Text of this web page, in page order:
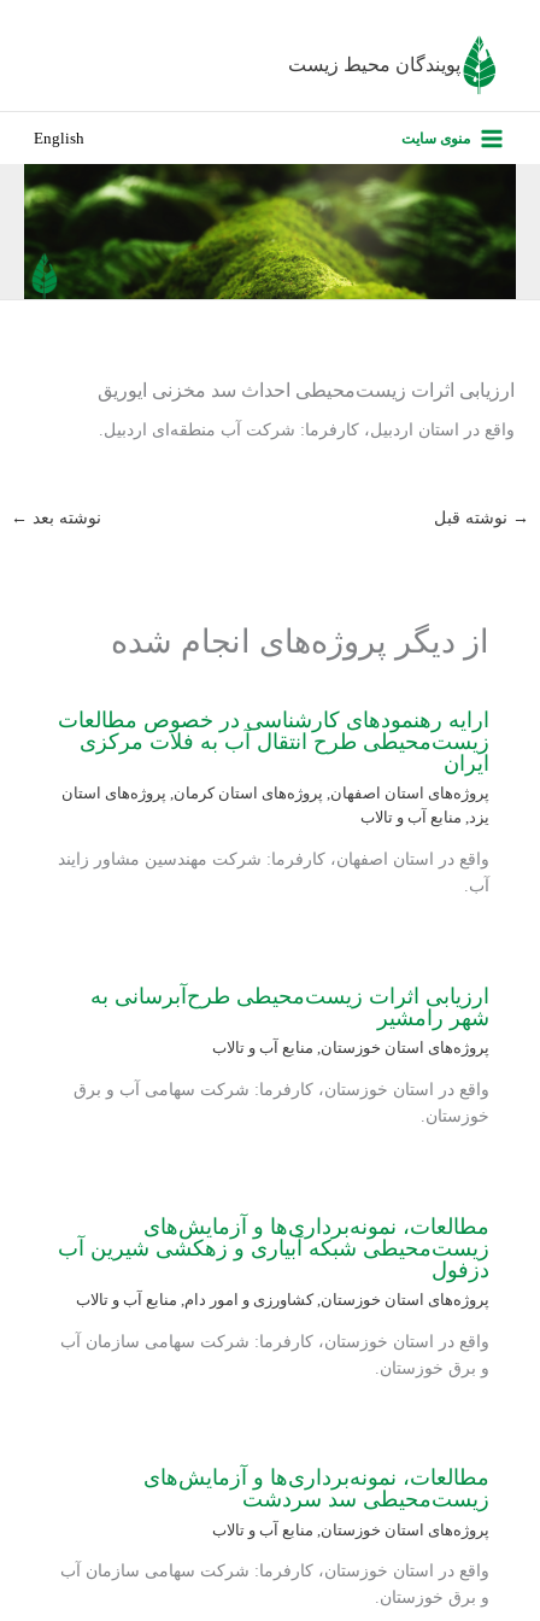
پویندگان محیط زیست
منوی سایت English
ارزیابی اثرات زیست‌محیطی احداث سد مخزنی ایوریق
واقع در استان اردبیل، کارفرما: شرکت آب منطقه‌ای اردبیل.
→ نوشته قبل نوشته بعد ←
از دیگر پروژه‌های انجام شده
ارایه رهنمودهای کارشناسی در خصوص مطالعات
زیست‌محیطی طرح انتقال آب به فلات مرکزی
ایران
پروژه‌های استان اصفهان, پروژه‌های استان کرمان, پروژه‌های استان
یزد, منابع آب و تالاب
واقع در استان اصفهان، کارفرما: شرکت مهندسین مشاور زایند
آب.
ارزیابی اثرات زیست‌محیطی طرح‌آبرسانی به
شهر رامشیر
پروژه‌های استان خوزستان, منابع آب و تالاب
واقع در استان خوزستان، کارفرما: شرکت سهامی آب و برق
خوزستان.
مطالعات، نمونه‌برداری‌ها و آزمایش‌های
زیست‌محیطی شبکه آبیاری و زهکشی شیرین آب
دزفول
پروژه‌های استان خوزستان,کشاورزی و امور دام, منابع آب و تالاب
واقع در استان خوزستان، کارفرما: شرکت سهامی سازمان آب
و برق خوزستان.
مطالعات، نمونه‌برداری‌ها و آزمایش‌های
زیست‌محیطی سد سردشت
پروژه‌های استان خوزستان منابع آب و تالاب
واقع در استان خوزستان، کارفرما: شرکت سهامی سازمان آب
و برق خوزستان.
درباره ما
پروژه‌های
تماس با ما